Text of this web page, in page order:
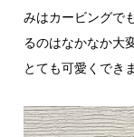
みはカービングで
るのはなかなか大
とても可愛くでき